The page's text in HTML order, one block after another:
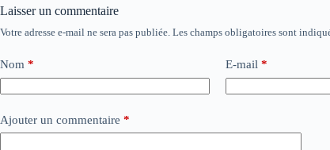
Laisser un commentaire
Votre adresse e-mail ne sera pas publiée. Les champs obligatoires sont
Nom * E-mail *
Ajouter un commentaire *